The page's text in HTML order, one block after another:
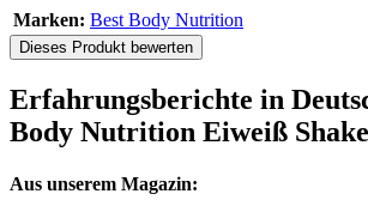
Marken: Best Body Nutrition
Dieses Produkt bewerten
Erfahrungsberichte in
Body Nutrition Eiweiß
Aus unserem Magazin: